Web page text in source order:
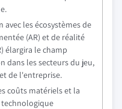
avec les écosystèmes de
(AR) et de réalité
élargira le champ
dans les secteurs du jeu,
de l'entreprise.
coûts matériels et la